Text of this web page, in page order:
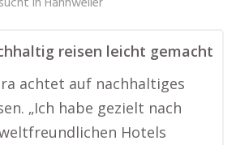
reisen leicht gemacht
achtet auf nachhaltiges
„Ich habe gezielt nach
Hotels